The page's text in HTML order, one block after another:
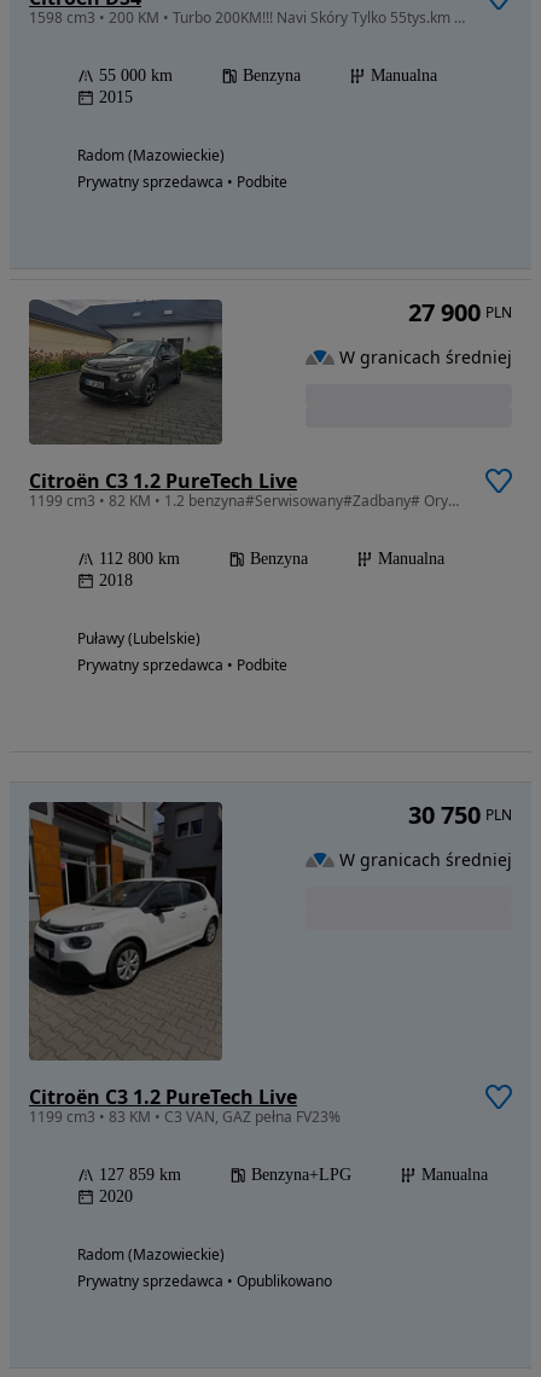
1598 cm3 • 200 KM • Turbo 200KM!!! Navi Skóry Tylko 55tys.km IGŁA
55 000 km Benzyna
Manualna
2015
Radom (Mazowieckie)
Prywatny sprzedawca • Podbite
Citroën C3 1.2 PureTech Live
1199 cm3 • 82 KM • 1.2 benzyna#Serwisowany#Zadbany# Oryginalny#
112 800 km Benzyna
Manualna
2018
Puławy (Lubelskie)
Prywatny sprzedawca • Podbite
27 900 PLN
W granicach średniej
Citroën C3 1.2 PureTech Live
1199 cm3 • 83 KM • C3 VAN, GAZ pełna FV23%
127 859 km Benzyna+LPG
Manualna
2020
Radom (Mazowieckie)
Prywatny sprzedawca • Opublikowano
30 750 PLN
W granicach średniej